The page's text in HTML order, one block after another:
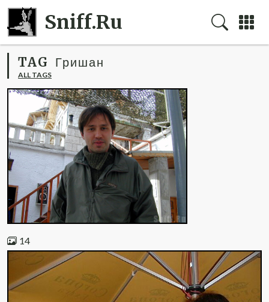
Sniff.Ru
TAG Гришан
ALL TAGS
14